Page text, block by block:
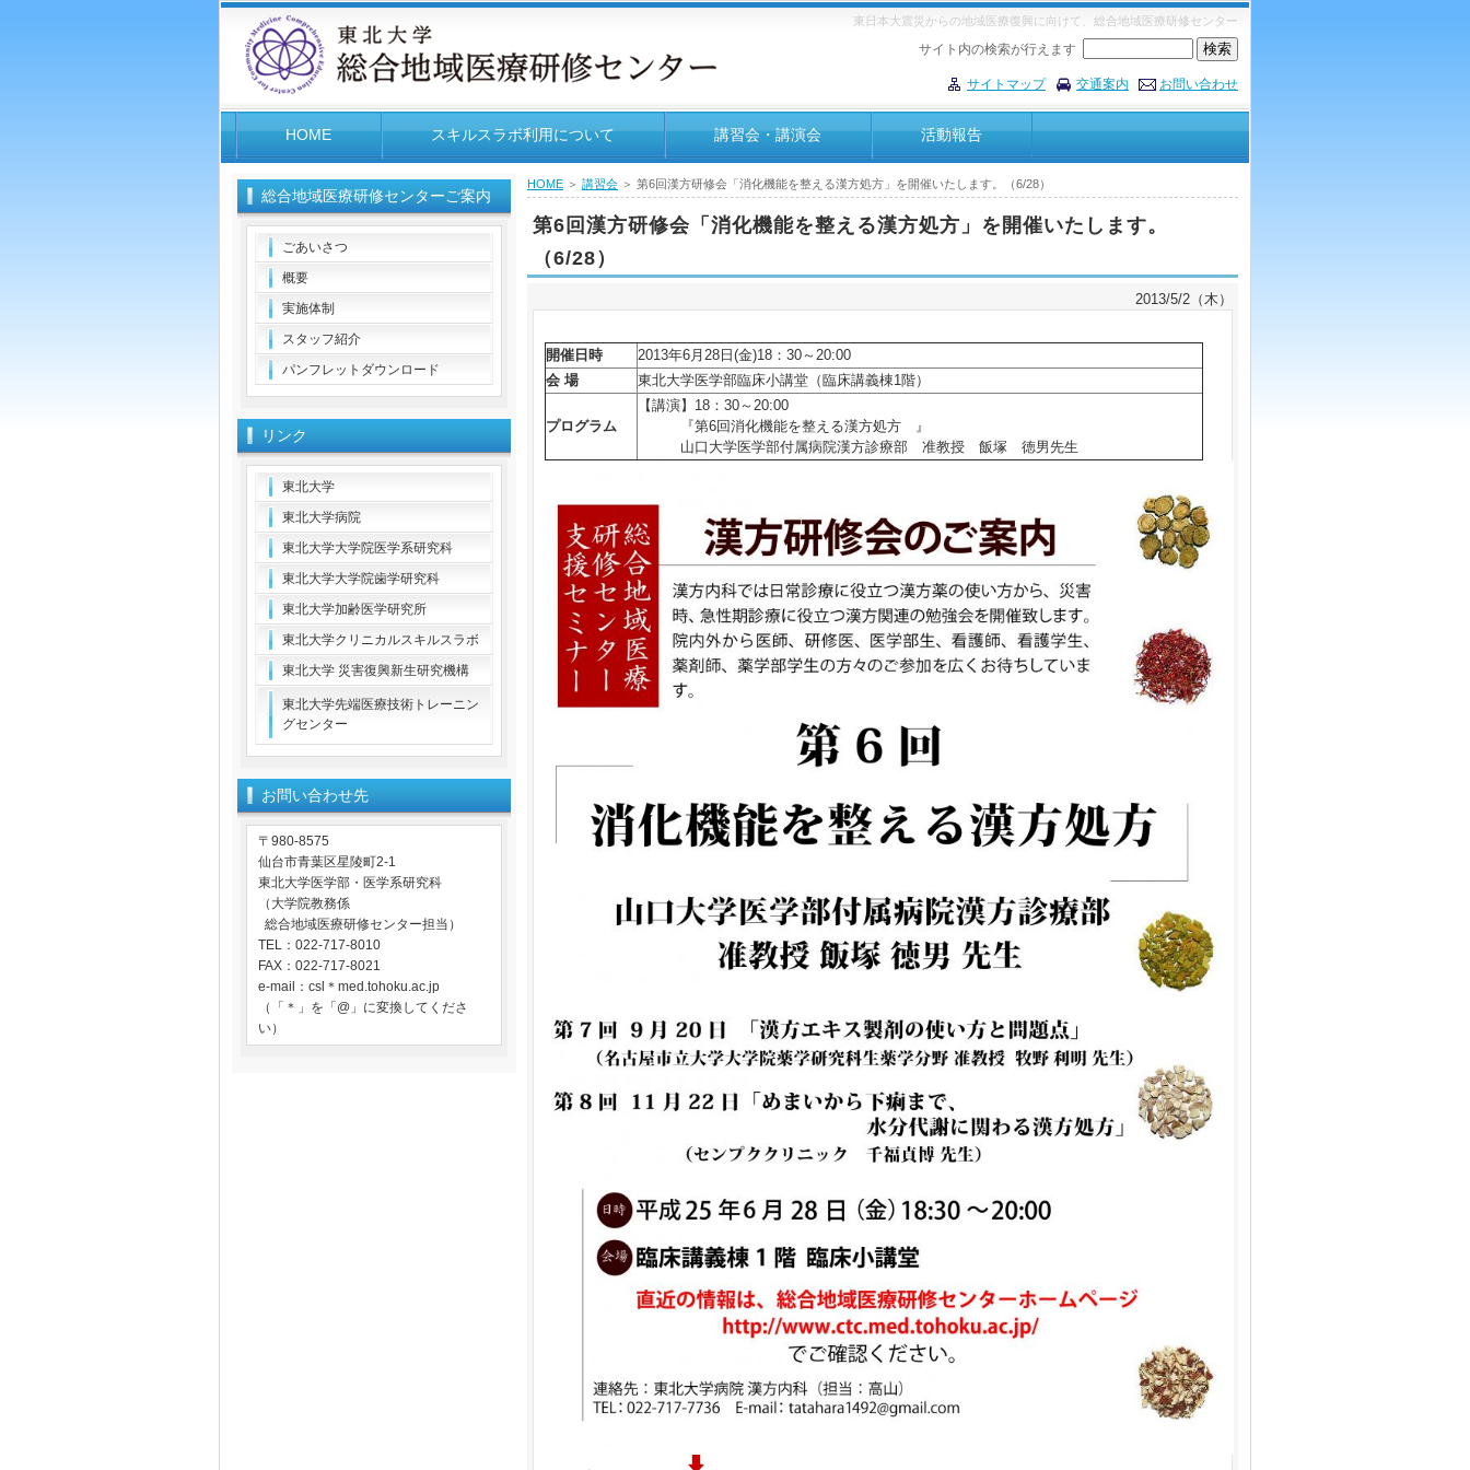
東日本大震災からの地域医療復興に向けて、総合地域医療研修センター
サイト内の検索が行えます
サイトマップ 交通案内 お問い合わせ
HOME スキルスラボ利用について 講習会・講演会 活動報告
HOME ＞ 講習会 ＞ 第6回漢方研修会「消化機能を整える漢方処方」を開催いたします。（6/28）
第6回漢方研修会「消化機能を整える漢方処方」を開催いたします。
（6/28）
2013/5/2（木）
開催日時
2013年6月28日(金)18：30～20:00
会 場
東北大学医学部臨床小講堂（臨床講義棟1階）
プログラム
【講演】18：30～20:00
『第6回消化機能を整える漢方処方 』
山口大学医学部付属病院漢方診療部 准教授 飯塚 徳男先生
総合地域医療研修センターご案内
ごあいさつ
概要
実施体制
スタッフ紹介
パンフレットダウンロード
リンク
東北大学
東北大学病院
東北大学大学院医学系研究科
東北大学大学院歯学研究科
東北大学加齢医学研究所
東北大学クリニカルスキルスラボ
東北大学 災害復興新生研究機構
東北大学先端医療技術トレーニン
グセンター
お問い合わせ先
〒980-8575
仙台市青葉区星陵町2-1
東北大学医学部・医学系研究科
（大学院教務係
総合地域医療研修センター担当）
TEL：022-717-8010
FAX：022-717-8021
e-mail：csl＊med.tohoku.ac.jp
（「＊」を「@」に変換してくださ
い）